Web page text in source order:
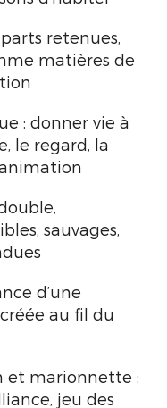
retenues,
matières de
: donner vie à
le regard, la
sauvages,
d’une
au fil du
et marionnette :
jeu des